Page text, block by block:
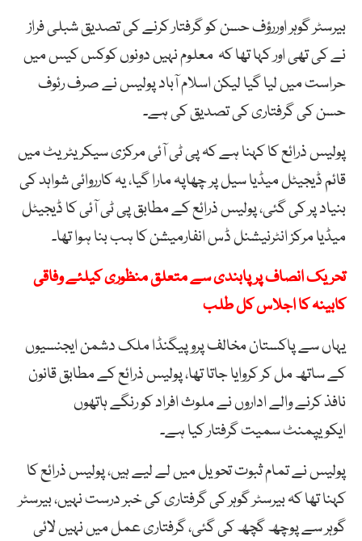
بیرسٹر گوہر اوررؤف حسن کو گرفتار کرنے کی تصدیق شبلی فراز
نے کی تھی اور کہا تھا کہ معلوم نہیں دونوں کوکس کیس میں
حراست میں لیا گیا لیکن اسلام آباد پولیس نے صرف رئوف
حسن کی گرفتاری کی تصدیق کی ہے۔
پولیس ذرائع کا کہنا ہے کہ پی ٹی آئی مرکزی سیکریٹریٹ میں
قائم ڈیجیٹل میڈیا سیل پر چھاپہ مارا گیا، یہ کارروائی شواہد کی
بنیاد پر کی گئی، پولیس ذرائع کے مطابق پی ٹی آئی کا ڈیجیٹل
میڈیا مرکز انٹرنیشنل ڈس انفارمیشن کا ہب بنا ہوا تھا۔
تحریک انصاف پر پابندی سے متعلق منظوری کیلئے وفاقی
کابینہ کا اجلاس کل طلب
یہاں سے پاکستان مخالف پروپیگنڈا ملک دشمن ایجنسیوں
کے ساتھ مل کر کروایا جاتا تھا، پولیس ذرائع کے مطابق قانون
نافذ کرنے والے اداروں نے ملوث افراد کو رنگے ہاتھوں
ایکویپمنٹ سمیت گرفتار کیا ہے۔
پولیس نے تمام ثبوت تحویل میں لے لیے ہیں، پولیس ذرائع کا
کہنا تھا کہ بیرسٹر گوہر کی گرفتاری کی خبر درست نہیں، بیرسٹر
گوہر سے پوچھ گچھ کی گئی، گرفتاری عمل میں نہیں لائی